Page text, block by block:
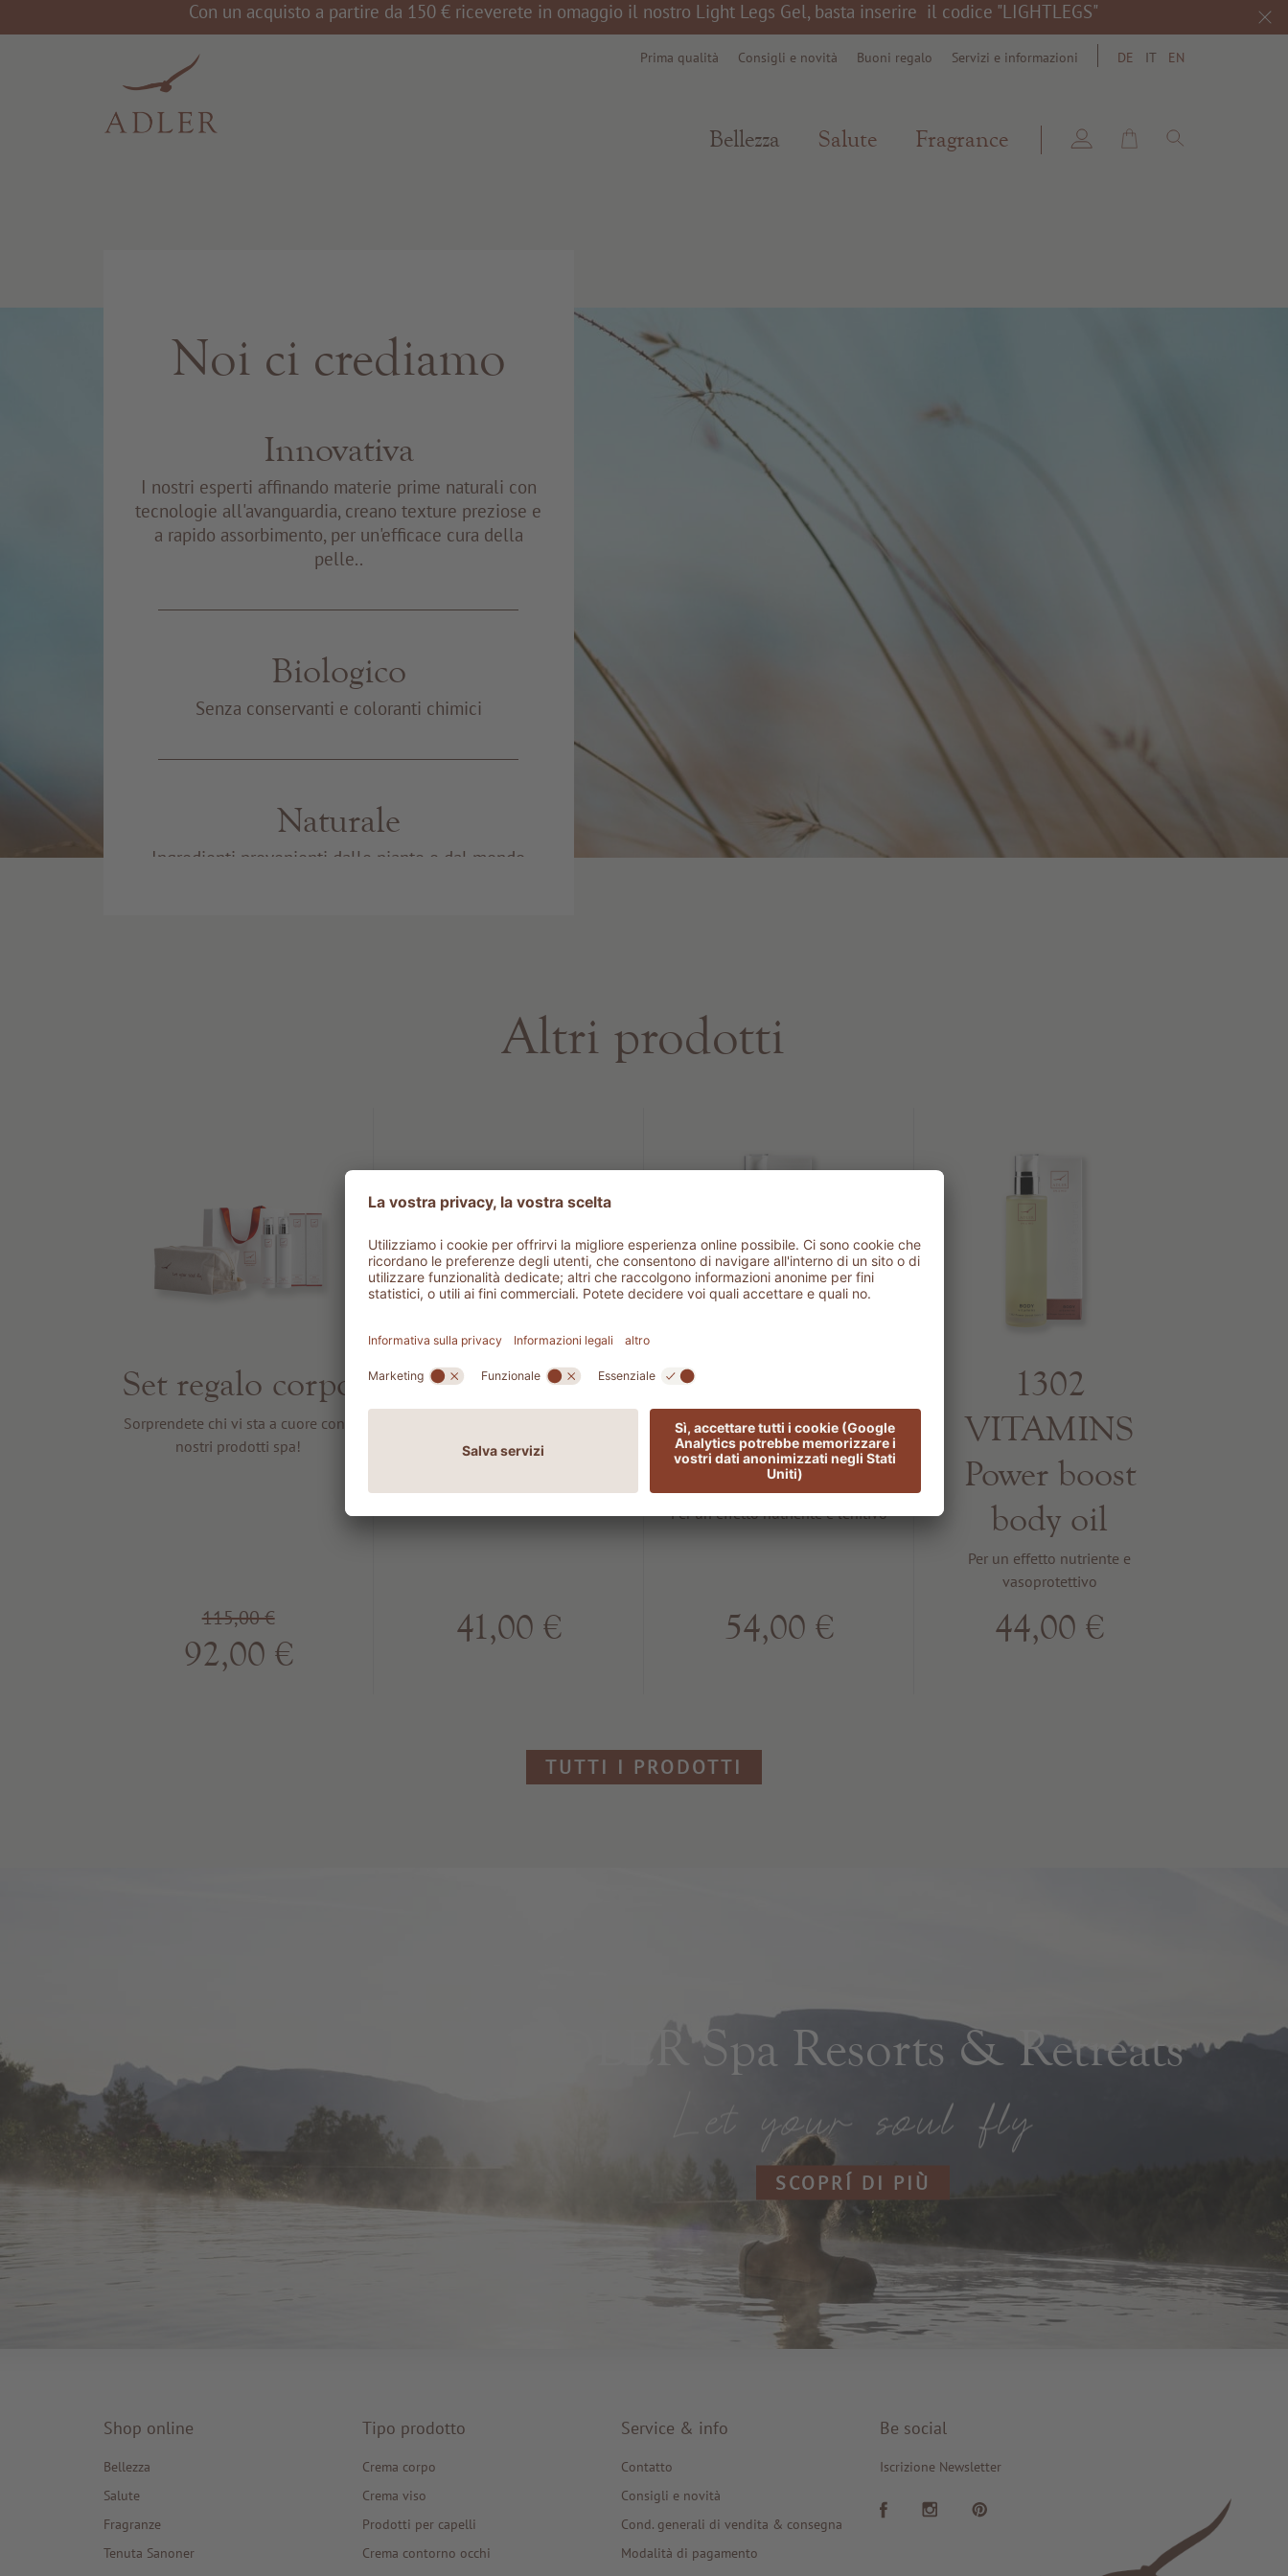
Con un acquisto a partire da 150 € riceverete in omaggio il nostro Light Legs Gel, basta inserire il codice "LIGHTLEGS"
Prima qualità Consigli e novità Buoni regalo Servizi e informazioni DE IT EN
Bellezza Salute Fragrance search
Noi ci crediamo
Innovativa
I nostri esperti affinando materie prime naturali con
tecnologie all'avanguardia, creano texture preziose e
a rapido assorbimento, per un'efficace cura della
pelle..
Biologico
Senza conservanti e coloranti chimici
Naturale
Ingredienti provenienti dalle piante e dal mondo
Altri prodotti
Set regalo corpo
Sorprendete chi vi sta a cuore con i
nostri prodotti spa!
115,00 €
92,00 €
VasoCell
41,00 €
1202 CARE
Nourishing
body lotion
Per un effetto nutriente e lenitivo
54,00 €
1302
VITAMINS
Power boost
body oil
Per un effetto nutriente e
vasoprotettivo
44,00 €
TUTTI I PRODOTTI
ADLER Spa Resorts & Retreats
SCOPRÍ DI PIÙ
Shop online
Bellezza
Salute
Fragranze
Tenuta Sanoner
Tipo prodotto
Crema corpo
Crema viso
Prodotti per capelli
Crema contorno occhi
Service & info
Contatto
Consigli e novità
Cond. generali di vendita & consegna
Modalità di pagamento
Be social
Iscrizione Newsletter